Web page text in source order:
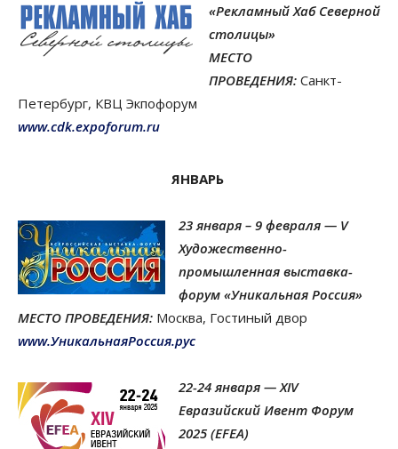
«Рекламный Хаб Северной
cтолицы»
МЕСТО
ПРОВЕДЕНИЯ: Санкт-
Петербург, КВЦ Экпофорум
www.cdk.expoforum.ru
ЯНВАРЬ
23 января – 9 февраля — V
Художественно-
промышленная выставка-
форум «Уникальная Россия»
МЕСТО ПРОВЕДЕНИЯ: Москва, Гостиный двор
www.УникальнаяРоссия.рус
22-24 января — XIV
Евразийский Ивент Форум
2025 (EFEA)